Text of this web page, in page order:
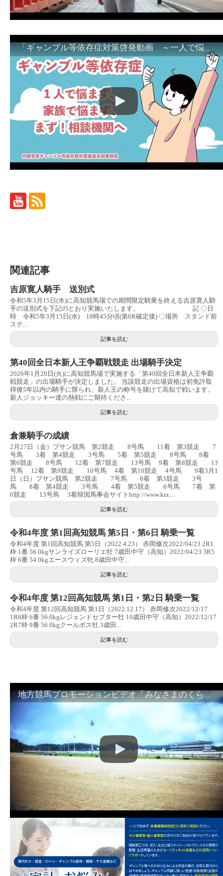
「ギャンブル等依存症対策啓発動画 ～一人で悩まず、家族で悩まず、まず！相談機関へ～」
関連記事
吉原寛人騎手 送別式
令和5年3月15日(水)に高知競馬場での期間限定騎乗を終える吉原寛人騎
手の送別式を下記のとおり実施いたします。 記 〇日
時 令和5年3月15日(水) 18時45分頃(第6R確定後) 〇場所 スタンド前
ステ...
記事を読む
第40回全日本新人王争覇戦競走 出場騎手決定
2026年1月20日(火)に高知競馬場で実施する「第40回全日本新人王争覇
戦競走」の出場騎手が決定しました。 当該競走の出場資格は初免許取
得後5年以内の騎手に限られ、新人王の称号を賭けて高知で戦います。
新人ジョッキー達の熱戦にご期待くださ...
記事を読む
倉兼騎手の成績
2月27日（金）プサン競馬 第2競走 8号馬 11着 第3競走 7
号馬 3着 第4競走 3号馬 5着 第5競走 8号馬 8着
第6競走 8号馬 12着 第7競走 13号馬 9着 第8競走 13
号馬 12着 第9競走 10号馬 4着 第10競走 4号馬 9着3月1
日（日）プサン競馬 第2競走 7号馬 8着 第3競走 3号
馬 8着 第4競走 3号馬 4着 第5競走 6号馬 7着 第
6競走 13号馬 3着韓国馬事会サイトhttp://www.kra....
記事を読む
令和4年度 第1回高知競馬 第5日・第6日 騎乗一覧
令和4年度 第1回高知競馬 第5日（2022.4.23） 赤岡修次2022/04/23 2R1
枠 1番 56.0kgサンライズローリエ牡 7歳田中守（高知）2022/04/23 3R5
枠 6番 54.0kgエースウィズ牝 8歳田中守...
記事を読む
令和4年度 第12回高知競馬 第1日・第2日 騎乗一覧
令和4年度 第12回高知競馬 第1日（2022.12.17） 赤岡修次2022/12/17
1R6枠 6番 56.0kgレジェンドセプター牡 10歳田中守（高知）2022/12/17
2R7枠 9番 56.0kgクールボス牡 3歳田...
記事を読む
地方競馬プロモーションビデオ「みなさまのくらしのために」30秒篇｜NAR公式